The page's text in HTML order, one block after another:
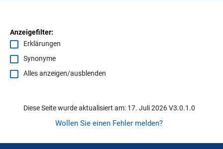
Anzeigefilter:
Erklärungen
Synonyme
Alles anzeigen/ausblenden
Diese Seite wurde aktualisiert am: 17. Juli 2026 V3.0.1.0
Wollen Sie einen Fehler melden?